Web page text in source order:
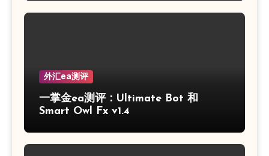
外汇ea测评
一掌金ea测评：Ultimate Bot 和
Smart Owl Fx v1.4